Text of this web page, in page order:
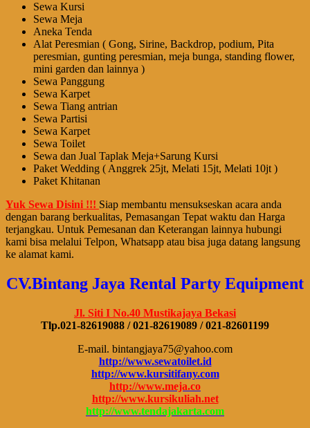
Sewa Kursi
Sewa Meja
Aneka Tenda
Alat Peresmian ( Gong, Sirine, Backdrop, podium, Pita
peresmian, gunting peresmian, meja bunga, standing flower,
mini garden dan lainnya )
Sewa Panggung
Sewa Karpet
Sewa Tiang antrian
Sewa Partisi
Sewa Karpet
Sewa Toilet
Sewa dan Jual Taplak Meja+Sarung Kursi
Paket Wedding ( Anggrek 25jt, Melati 15jt, Melati 10jt )
Paket Khitanan
Yuk Sewa Disini !!! Siap membantu mensukseskan acara anda
dengan barang berkualitas, Pemasangan Tepat waktu dan Harga
terjangkau. Untuk Pemesanan dan Keterangan lainnya hubungi
kami bisa melalui Telpon, Whatsapp atau bisa juga datang langsung
ke alamat kami.
CV.Bintang Jaya Rental Party Equipment
Jl. Siti I No.40 Mustikajaya Bekasi
Tlp.021-82619088 / 021-82619089 / 021-82601199
E-mail. bintangjaya75@yahoo.com
http://www.sewatoilet.id
http://www.kursitifany.com
http://www.meja.co
http://www.kursikuliah.net
http://www.tendajakarta.com